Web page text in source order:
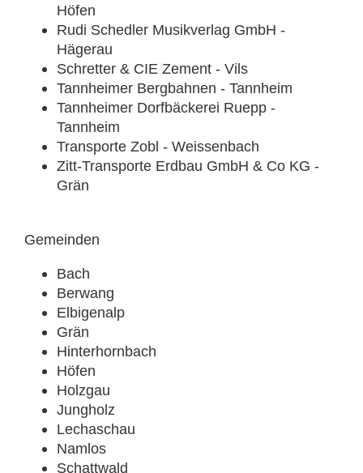
Höfen
Rudi Schedler Musikverlag GmbH -
Hägerau
Schretter & CIE Zement - Vils
Tannheimer Bergbahnen - Tannheim
Tannheimer Dorfbäckerei Ruepp -
Tannheim
Transporte Zobl - Weissenbach
Zitt-Transporte Erdbau GmbH & Co KG -
Grän
Gemeinden
Bach
Berwang
Elbigenalp
Grän
Hinterhornbach
Höfen
Holzgau
Jungholz
Lechaschau
Namlos
Schattwald